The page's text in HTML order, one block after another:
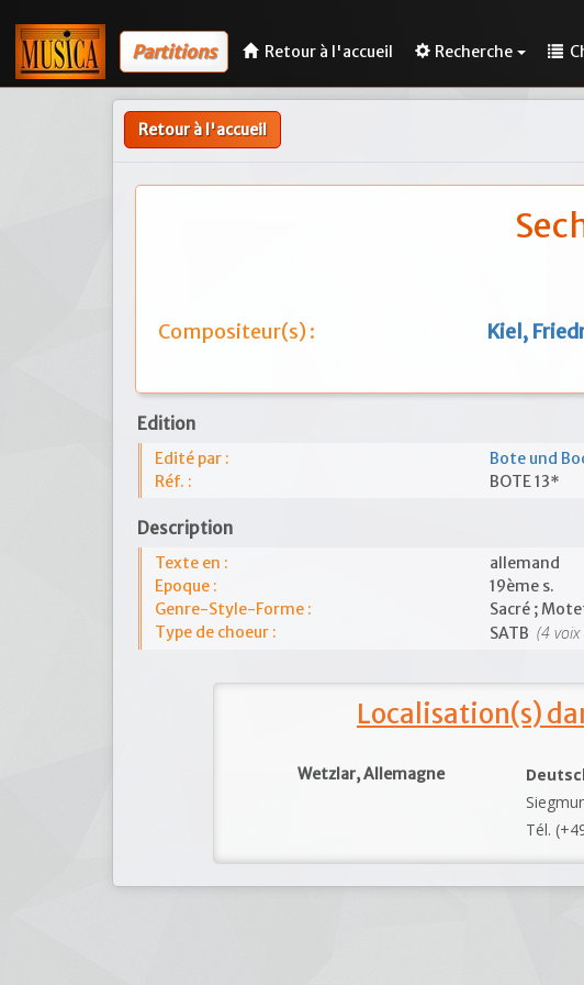
Partitions Retour à l'accueil Recherche
Retour à l'accueil
Compositeur(s) : Kiel,
Edition
Edité par : Bote und
Réf. :
BOTE 13*
Description
Texte en :
allemand
Epoque :
19ème s.
Genre-Style-Forme :
Sacré ;
Type de choeur :
SATB (4
Localisation(s)
Wetzlar, Allemagne
Tél.